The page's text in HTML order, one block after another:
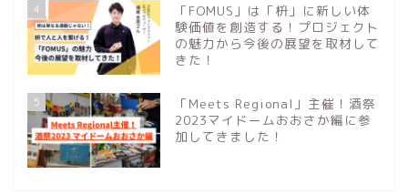
4
「FOMUS」は「枡」に新しい体
験価値を創造する！プロジェクト
の魅力から今後の展望を取材して
きた！
5
「Meets Regional」主催！酒祭
2023マイドームおおさか編に参
加してきました！